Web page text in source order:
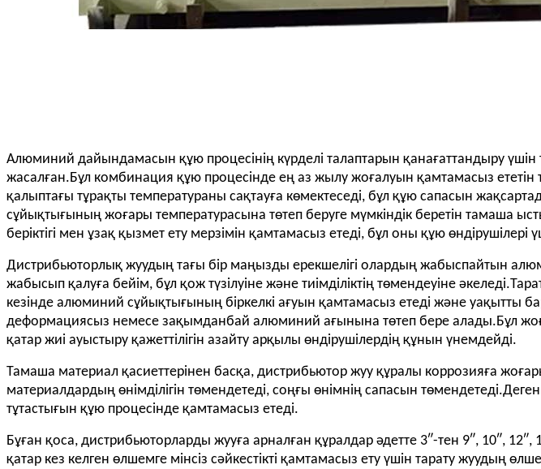
Алюминий дайындамасын құю процесінің күрделі талаптарын қанағаттандыру
жасалған.Бұл комбинация құю процесінде ең аз жылу жоғалуын қамтамасыз
қалыптағы тұрақты температураны сақтауға көмектеседі, бұл құю сапасын
сұйықтығының жоғары температурасына төтеп беруге мүмкіндік беретін тамаша
беріктігі мен ұзақ қызмет ету мерзімін қамтамасыз етеді, бұл оны құю
Дистрибьюторлық жуудың тағы бір маңызды ерекшелігі олардың жабыспайтын
жабысып қалуға бейім, бұл қож түзілуіне және тиімділіктің төмендеуіне
кезінде алюминий сұйықтығының біркелкі ағуын қамтамасыз етеді және уақытты
деформациясыз немесе зақымданбай алюминий ағынына төтеп бере алады.Бұл
қатар жиі ауыстыру қажеттілігін азайту арқылы өндірушілердің құнын үнемдейді.
Тамаша материал қасиеттерінен басқа, дистрибьютор жуу құралы коррозияға
материалдардың өнімділігін төмендетеді, соңғы өнімнің сапасын
тұтастығын құю процесінде қамтамасыз етеді.
Бұған қоса, дистрибьюторларды жууға арналған құралдар әдетте 3″-тен 9″, 10″,
қатар кез келген өлшемге мінсіз сәйкестікті қамтамасыз ету үшін тарату жуудың